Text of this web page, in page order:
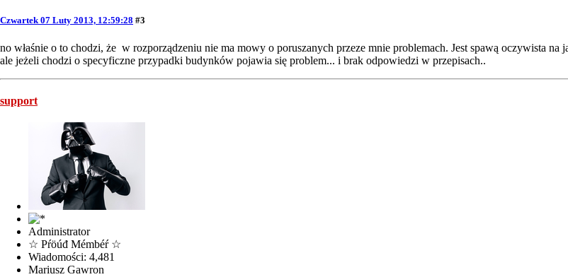
Czwartek 07 Luty 2013, 12:59:28 #3
no właśnie o to chodzi, że w rozporządzeniu nie ma mowy o poruszanych przeze mnie problemach. Jest spawą oczywista
ale jeżeli chodzi o specyficzne przypadki budynków pojawia się problem... i brak odpowiedzi w przepisach..
support
Administrator
☆ Pŕöúđ Mémbéŕ ☆
Wiadomości: 4,481
Mariusz Gawron